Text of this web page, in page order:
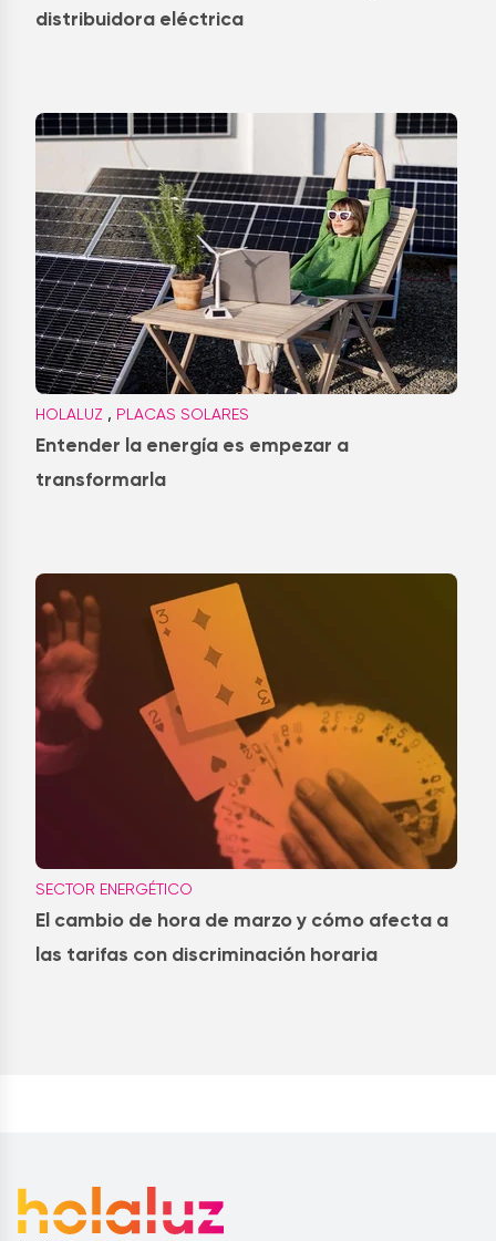
distribuidora eléctrica
HOLALUZ , PLACAS SOLARES
Entender la energía es empezar a
transformarla
SECTOR ENERGÉTICO
El cambio de hora de marzo y cómo afecta a
las tarifas con discriminación horaria